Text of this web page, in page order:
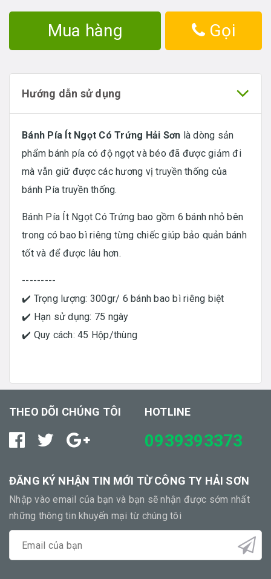
Mua hàng Gọi
Hướng dẫn sử dụng
Bánh Pía Ít Ngọt Có Trứng Hải Sơn là dòng sản
phẩm bánh pía có độ ngọt và béo đã được giảm đi
mà vẫn giữ được các hương vị truyền thống của
bánh Pía truyền thống.
Bánh Pía Ít Ngọt Có Trứng bao gồm 6 bánh nhỏ bên
trong có bao bì riêng từng chiếc giúp bảo quản bánh
tốt và để được lâu hơn.
---------
✔️ Trọng lượng: 300gr/ 6 bánh bao bì riêng biệt
✔️ Hạn sử dụng: 75 ngày
✔️ Quy cách: 45 Hộp/thùng
THEO DÕI CHÚNG TÔI HOTLINE
0939393373
ĐĂNG KÝ NHẬN TIN MỚI TỪ CÔNG TY HẢI SƠN
Nhập vào email của bạn và bạn sẽ nhận được sớm nhất
những thông tin khuyến mại từ chúng tôi